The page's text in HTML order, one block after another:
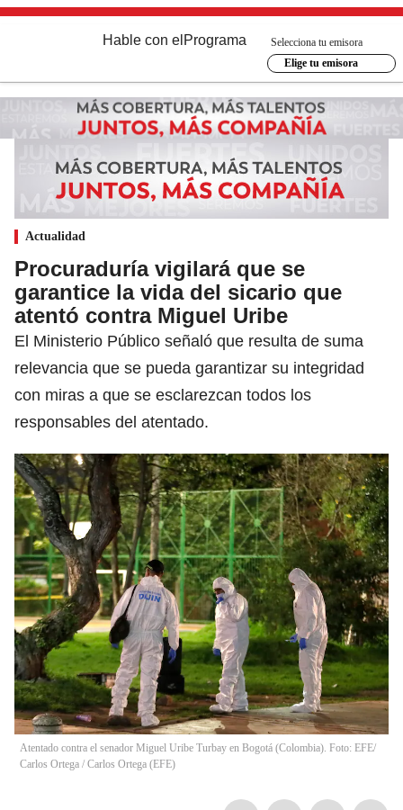
Hable con el Programa
Selecciona tu emisora
Elige tu emisora
Actualidad
Procuraduría vigilará que se
garantice la vida del sicario que
atentó contra Miguel Uribe
El Ministerio Público señaló que resulta de suma
relevancia que se pueda garantizar su integridad
con miras a que se esclarezcan todos los
responsables del atentado.
Atentado contra el senador Miguel Uribe Turbay en Bogotá (Colombia). Foto: EFE/
Carlos Ortega / Carlos Ortega (EFE)